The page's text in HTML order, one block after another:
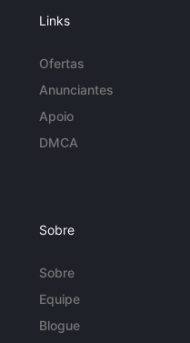
Links
Ofertas
Anunciantes
Apoio
DMCA
Sobre
Sobre
Equipe
Blogue